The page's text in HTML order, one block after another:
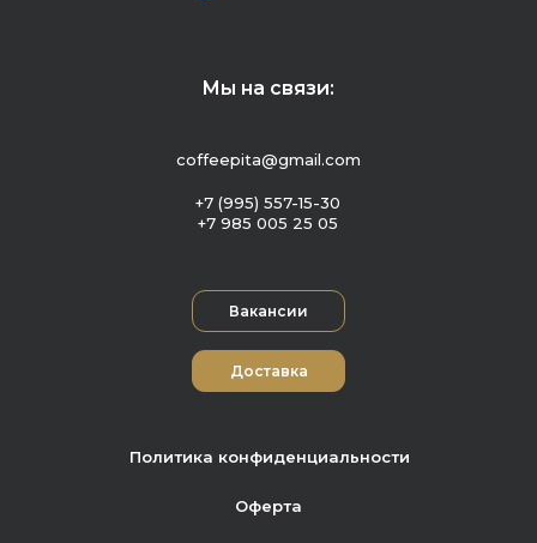
Политика конфиденциальности
Оферта
Мы на связи:
coffeepita@gmail.com
+7 985 005 25 05
+7 (995) 557-15-30
Доставка
Вакансии